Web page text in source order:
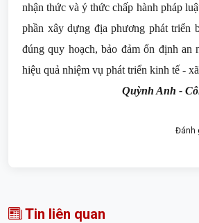
nhận thức và ý thức chấp hành pháp
phần xây dựng địa phương phát triển
đúng quy hoạch, bảo đảm ổn định an
hiệu quả nhiệm vụ phát triển kinh tế -
Quỳnh Anh -
Đánh
Tin liên quan